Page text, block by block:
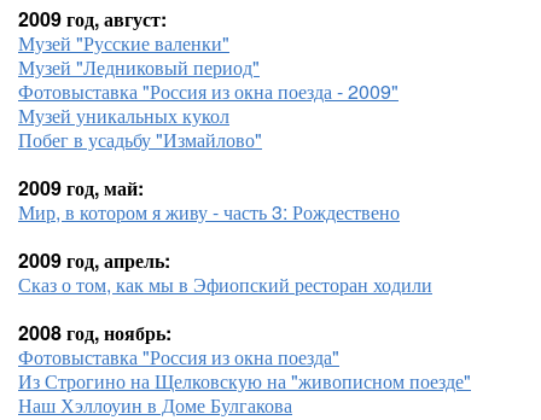
2009 год, август:
Музей "Русские валенки"
Музей "Ледниковый период"
Фотовыставка "Россия из окна поезда - 2009"
Музей уникальных кукол
Побег в усадьбу "Измайлово"
2009 год, май:
Мир, в котором я живу - часть 3: Рождествено
2009 год, апрель:
Сказ о том, как мы в Эфиопский ресторан ходили
2008 год, ноябрь:
Фотовыставка "Россия из окна поезда"
Из Строгино на Щелковскую на "живописном поезде"
Наш Хэллоуин в Доме Булгакова